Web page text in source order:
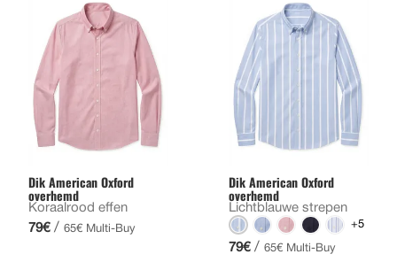
Dik American Oxford
overhemd
Koraalrood effen
79€ / 65€ Multi-Buy
Dik American Oxford
overhemd
Lichtblauwe strepen
+5
79€ / 65€ Multi-Buy